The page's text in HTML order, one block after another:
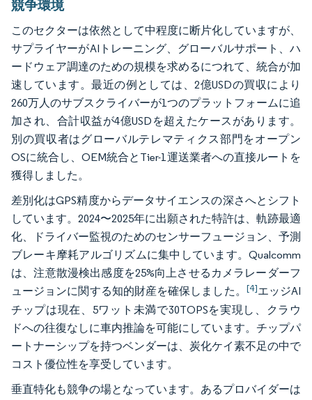
競争環境
このセクターは依然として中程度に断片化していますが、
サプライヤーがAIトレーニング、グローバルサポート、ハ
ードウェア調達のための規模を求めるにつれて、統合が加
速しています。最近の例としては、2億USDの買収により
260万人のサブスクライバーが1つのプラットフォームに追
加され、合計収益が4億USDを超えたケースがあります。
別の買収者はグローバルテレマティクス部門をオープン
OSに統合し、OEM統合とTier-1運送業者への直接ルートを
獲得しました。
差別化はGPS精度からデータサイエンスの深さへとシフト
しています。2024〜2025年に出願された特許は、軌跡最適
化、ドライバー監視のためのセンサーフュージョン、予測
ブレーキ摩耗アルゴリズムに集中しています。Qualcomm
は、注意散漫検出感度を25%向上させるカメラレーダーフ
ュージョンに関する知的財産を確保しました。 [4]エッジAI
チップは現在、5ワット未満で30TOPSを実現し、クラウ
ドへの往復なしに車内推論を可能にしています。チップパ
ートナーシップを持つベンダーは、炭化ケイ素不足の中で
コスト優位性を享受しています。
垂直特化も競争の場となっています。あるプロバイダーは